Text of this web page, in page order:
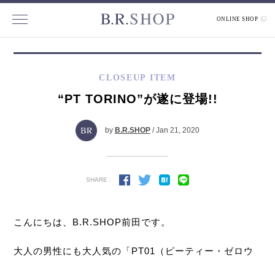
ONLINE SHOP
CLOSEUP ITEM
“PT TORINO”が遂に登場!!
by B.R.SHOP / Jan 21, 2020
SHARE :
こんにちは、B.R.SHOP前田です。
大人の男性にも大人気の「PT01（ピーティー・ゼロウ